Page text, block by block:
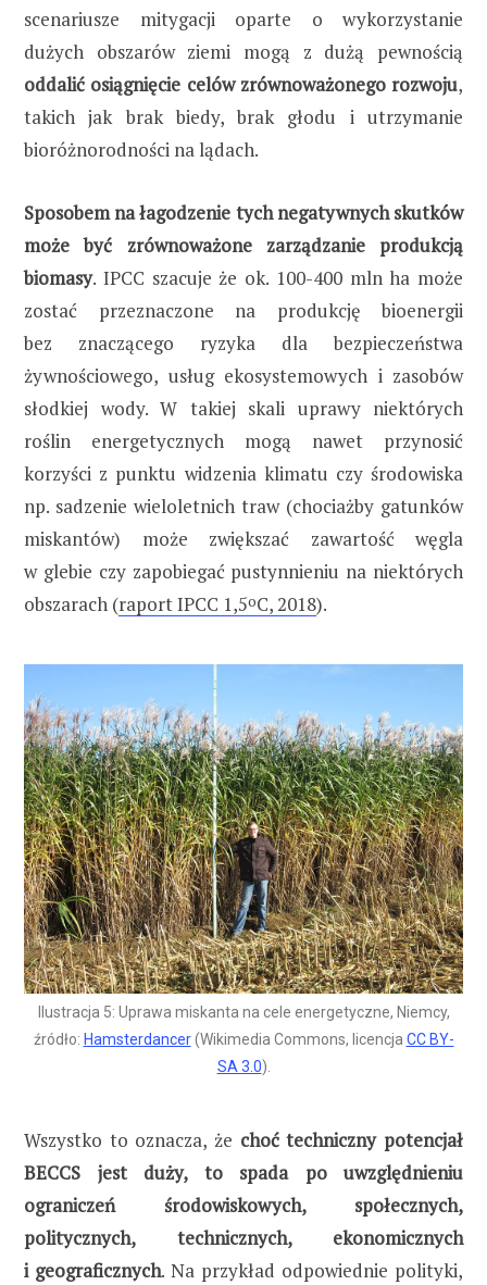
scenariusze mitygacji oparte o wykorzystanie
dużych obszarów ziemi mogą z dużą pewnością
oddalić osiągnięcie celów zrównoważonego rozwoju,
takich jak brak biedy, brak głodu i utrzymanie
bioróżnorodności na lądach.
Sposobem na łagodzenie tych negatywnych skutków
może być zrównoważone zarządzanie produkcją
biomasy. IPCC szacuje że ok. 100-400 mln ha może
zostać przeznaczone na produkcję bioenergii
bez znaczącego ryzyka dla bezpieczeństwa
żywnościowego, usług ekosystemowych i zasobów
słodkiej wody. W takiej skali uprawy niektórych
roślin energetycznych mogą nawet przynosić
korzyści z punktu widzenia klimatu czy środowiska
np. sadzenie wieloletnich traw (chociażby gatunków
miskantów) może zwiększać zawartość węgla
w glebie czy zapobiegać pustynnieniu na niektórych
obszarach (raport IPCC 1,5oC, 2018).
Ilustracja 5: Uprawa miskanta na cele energetyczne, Niemcy,
źródło: Hamsterdancer(Wikimedia Commons, licencja CC BY-
SA 3.0).
Wszystko to oznacza, że choć techniczny potencjał
BECCS jest duży, to spada po uwzględnieniu
ograniczeń środowiskowych, społecznych,
politycznych, technicznych, ekonomicznych
i geograficznych. Na przykład odpowiednie polityki,